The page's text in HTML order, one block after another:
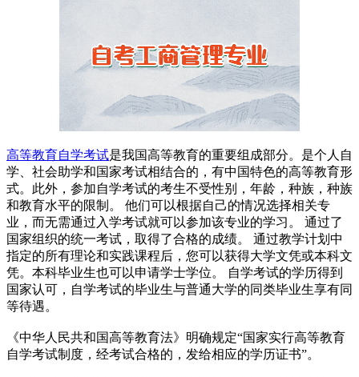
高等教育自学考试是我国高等教育的重要组成部分。是个人自
学、社会助学和国家考试相结合的，有中国特色的高等教育形
式。此外，参加自学考试的考生不受性别，年龄，种族，种族
和教育水平的限制。 他们可以根据自己的情况选择相关专
业，而无需通过入学考试就可以参加该专业的学习。 通过了
国家组织的统一考试，取得了合格的成绩。 通过教学计划中
指定的所有理论和实践课程后，您可以获得大学文凭或本科文
凭。本科毕业生也可以申请学士学位。 自学考试的学历得到
国家认可，自学考试的毕业生与普通大学的同类毕业生享有同
等待遇。
《中华人民共和国高等教育法》明确规定“国家实行高等教育
自学考试制度，经考试合格的，发给相应的学历证书”。